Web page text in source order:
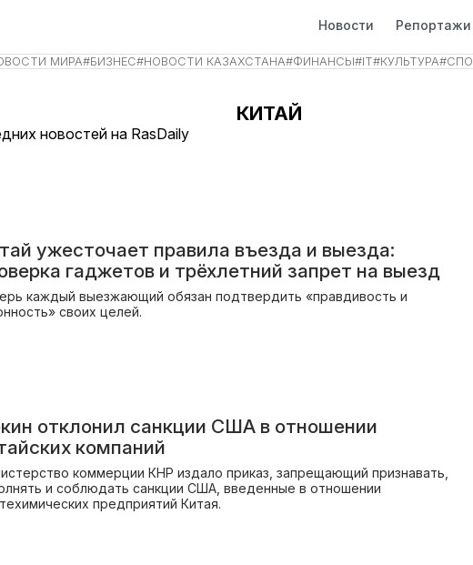
Новости Репортажи
МИРА#БИЗНЕС#НОВОСТИ КАЗАХСТАНА#ФИНАНСЫ#IT#КУЛЬТУРА#
КИТАЙ
новостей на RasDaily
ужесточает правила въезда и выезда:
гаджетов и трёхлетний запрет на выезд
каждый выезжающий обязан подтвердить «правдивость и
своих целей.
отклонил санкции США в отношении
компаний
коммерции КНР издало приказ, запрещающий признавать,
и соблюдать санкции США, введенные в отношении
предприятий Китая.